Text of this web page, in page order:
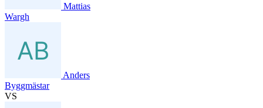
Mattias
Wargh
Anders
Byggmästar
VS